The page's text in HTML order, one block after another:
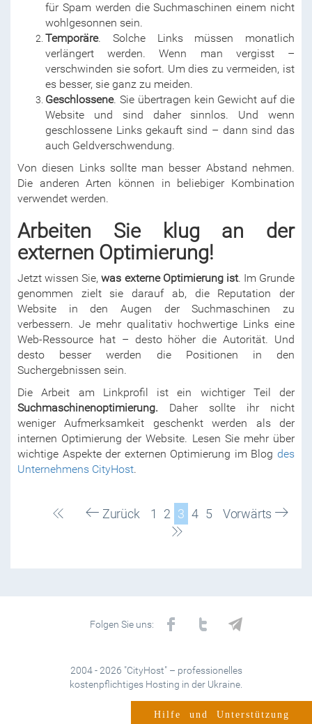
für Spam werden die Suchmaschinen einem nicht
wohlgesonnen sein.
Temporäre. Solche Links müssen monatlich
verlängert werden. Wenn man vergisst –
verschwinden sie sofort. Um dies zu vermeiden, ist
es besser, sie ganz zu meiden.
Geschlossene. Sie übertragen kein Gewicht auf die
Website und sind daher sinnlos. Und wenn
geschlossene Links gekauft sind – dann sind das
auch Geldverschwendung.
Von diesen Links sollte man besser Abstand nehmen.
Die anderen Arten können in beliebiger Kombination
verwendet werden.
Arbeiten Sie klug an der
externen Optimierung!
Jetzt wissen Sie,was externe Optimierung ist. Im Grunde
genommen zielt sie darauf ab, die Reputation der
Website in den Augen der Suchmaschinen zu
verbessern. Je mehr qualitativ hochwertige Links eine
Web-Ressource hat – desto höher die Autorität. Und
desto besser werden die Positionen in den
Suchergebnissen sein.
Die Arbeit am Linkprofil ist ein wichtiger Teil der
Suchmaschinenoptimierung. Daher sollte ihr nicht
weniger Aufmerksamkeit geschenkt werden als der
internen Optimierung der Website. Lesen Sie mehr über
wichtige Aspekte der externen Optimierung im Blog des
Unternehmens CityHost.
Zurück 1 2 3 4 5 Vorwärts
Folgen Sie uns:
2004 - 2026 "CityHost" – professionelles
kostenpflichtiges Hosting in der Ukraine.
Hilfe und Unterstützung